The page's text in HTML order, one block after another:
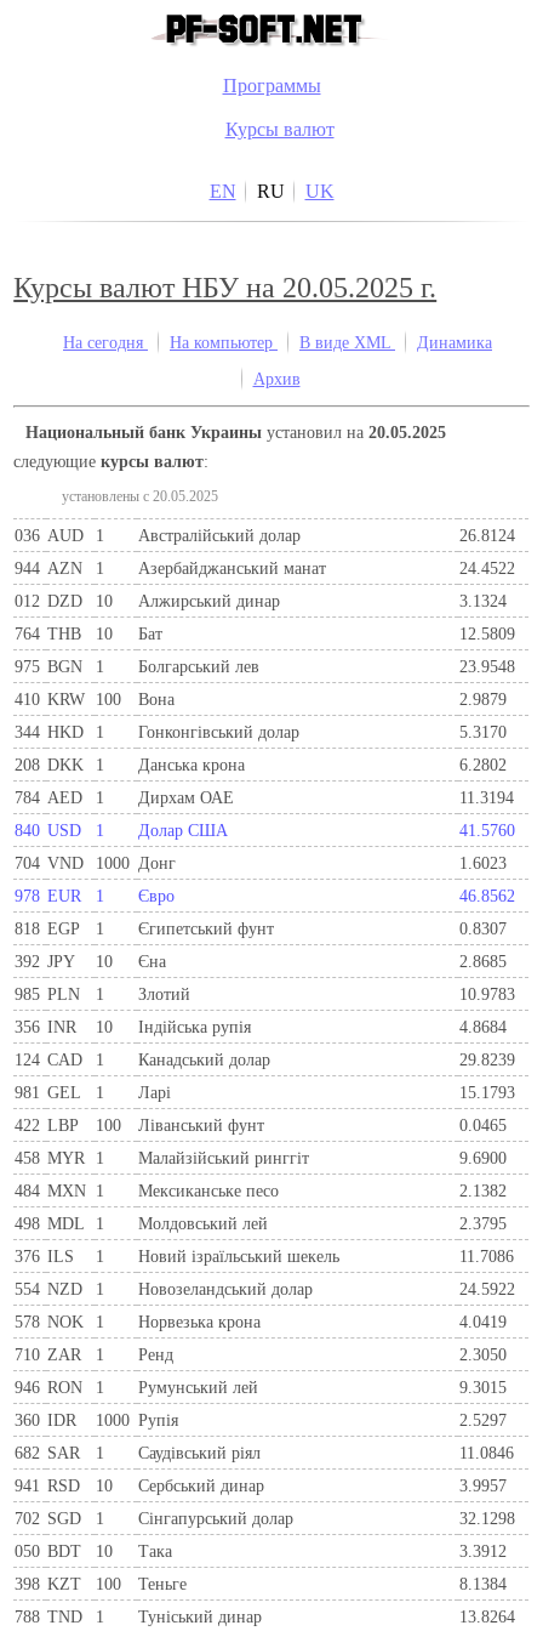
Программы
Курсы валют
EN RU UK
Курсы валют НБУ на 20.05.2025 г.
На сегодня На компьютер В виде XML
Динамика
Архив
Национальный банк Украины установил на20.05.2025
следующиекурсы валют:
установлены c 20.05.2025
036 AUD 1 Австралійський долар
26.8124
944 AZN 1 Азербайджанський манат
24.4522
012 DZD 10 Алжирський динар
3.1324
764 THB 10 Бат
12.5809
975 BGN 1 Болгарський лев
23.9548
410 KRW 100 Вона
2.9879
344 HKD 1 Гонконгівський долар
5.3170
208 DKK 1 Данська крона
6.2802
784 AED 1 Дирхам ОАЕ
11.3194
840 USD 1 Долар США
41.5760
704 VND 1000 Донг
1.6023
978 EUR 1 Євро
46.8562
818 EGP 1 Єгипетський фунт
0.8307
392 JPY 10 Єна
2.8685
985 PLN 1 Злотий
10.9783
356 INR 10 Індійська рупія
4.8684
124 CAD 1 Канадський долар
29.8239
981 GEL 1 Ларi
15.1793
422 LBP 100 Ліванський фунт
0.0465
458 MYR 1 Малайзійський ринггіт
9.6900
484 MXN 1 Мексиканське песо
2.1382
498 MDL 1 Молдовський лей
2.3795
376 ILS 1 Новий ізраїльський шекель
11.7086
554 NZD 1 Новозеландський долар
24.5922
578 NOK 1 Норвезька крона
4.0419
710 ZAR 1 Ренд
2.3050
946 RON 1 Румунський лей
9.3015
360 IDR 1000 Рупія
2.5297
682 SAR 1 Саудівський ріял
11.0846
941 RSD 10 Сербський динар
3.9957
702 SGD 1 Сінгапурський долар
32.1298
050 BDT 10 Така
3.3912
398 KZT 100 Теньге
8.1384
788 TND 1 Туніський динар 13.8264